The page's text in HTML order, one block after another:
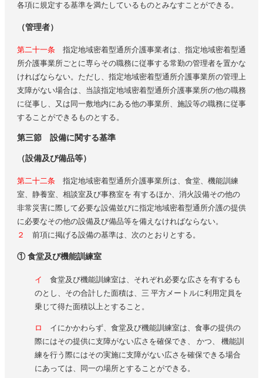
各項に規定する基準を満たしているものとみなすことができる。
（管理者）
第二十一条 指定地域密着型通所介護事業者は、指定地域密着型通
所介護事業所ごとに専らその職務に従事する常勤の管理者を置かな
ければならない。ただし、指定地域密着型通所介護事業所の管理上
支障がない場合は、当該指定地域密着型通所介護事業所の他の職務
に従事し、又は同一敷地内にある他の事業所、施設等の職務に従事
することができるものとする。
第三節 設備に関する基準
（設備及び備品等）
第二十二条 指定地域密着型通所介護事業所は、食堂、機能訓練
室、静養室、相談室及び事務室を 有するほか、消火設備その他の
非常災害に際して必要な設備並びに指定地域密着型通所介護の提供
に必要なその他の設備及び備品等を備えなければならない。
２
前項に掲げる設備の基準は、次のとおりとする。
① 食堂及び機能訓練室
イ
食堂及び機能訓練室は、それぞれ必要な広さを有するも
のとし、その合計した面積は、三 平方メートルに利用定員を
乗じて得た面積以上とすること。
ロ
イにかかわらず、食堂及び機能訓練室は、食事の提供の
際にはその提供に支障がない広さを確保でき、 かつ、 機能訓
練を行う際にはその実施に支障がない広さを確保できる場合
にあっては、同一の場所とすることができる。